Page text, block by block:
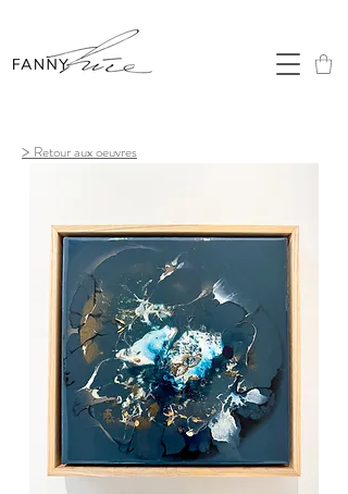
> Retour aux oeuvres